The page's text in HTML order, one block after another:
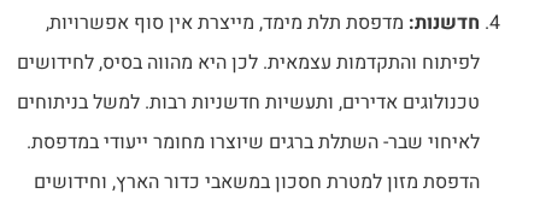
חדשנות: מדפסת תלת מימד, מייצרת אין סוף אפשרויות,
לפיתוח והתקדמות עצמאית. לכן היא מהווה בסיס, לחידושים
טכנולוגים אדירים, ותעשיות חדשניות רבות. למשל בניתוחים
לאיחוי שבר- השתלת ברגים שיוצרו מחומר ייעודי במדפסת.
הדפסת מזון למטרת חסכון במשאבי כדור הארץ, וחידושים